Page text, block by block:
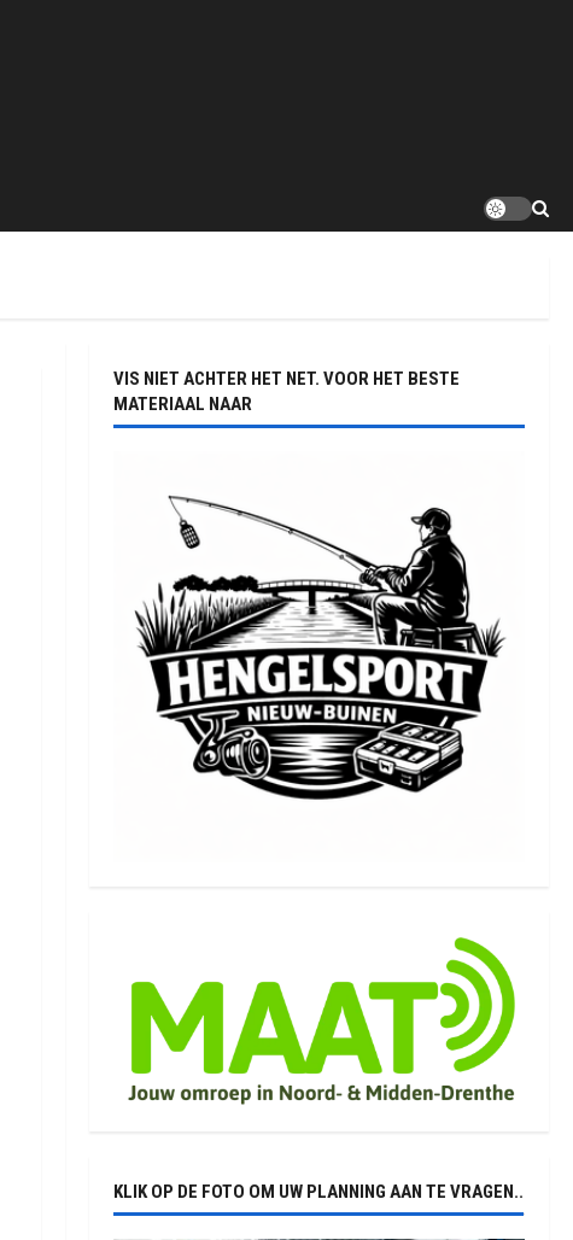
VIS NIET ACHTER HET NET. VOOR HET BESTE
MATERIAAL NAAR
KLIK OP DE FOTO OM UW PLANNING AAN TE VRAGEN..